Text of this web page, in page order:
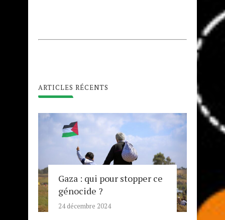
ARTICLES RÉCENTS
Gaza : qui pour stopper ce
génocide ?
24 décembre 2024